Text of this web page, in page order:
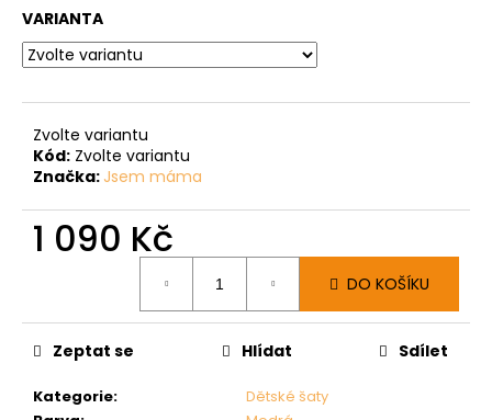
VARIANTA
Zvolte variantu
Kód: Zvolte variantu
Značka: Jsem máma
1 090 Kč
DO KOŠÍKU
Kategorie:
Dětské šaty
Zeptat se Hlídat Sdílet